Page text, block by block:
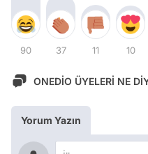
90 37 11 10
ONEDİO ÜYELERİ NE
Yorum Yazın